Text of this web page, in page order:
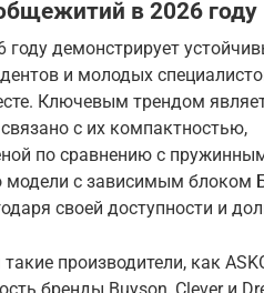
в 2026 году
демонстрирует
и молодых
Ключевым трендом
с их компактностью,
по сравнению с
с зависимым блоком
своей доступности и
производители, как
бренды Buyson, Clever и